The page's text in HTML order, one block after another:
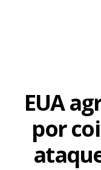
EUA
por